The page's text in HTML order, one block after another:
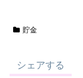
貯金
シェアする